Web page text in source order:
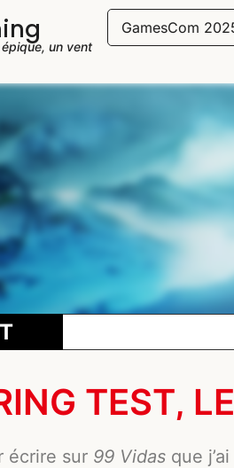
un vent
GamesCom
TEST,
écrire sur 99 Vidas que